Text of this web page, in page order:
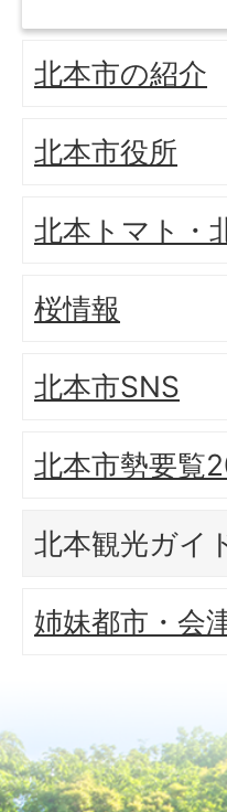
北本市の紹介
北本市役所
北本トマト・
桜情報
北本市SNS
北本市勢要覧
北本観光ガイ
姉妹都市・会